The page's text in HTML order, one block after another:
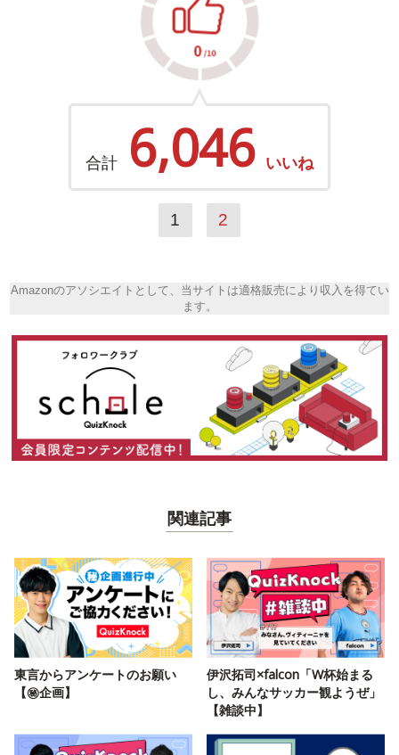
合計 6,046 いいね
1 2
Amazonのアソシエイトとして、当サイトは適格販売により収入を得てい
ます。
関連記事
東言からアンケートのお願い
【㊙️企画】
伊沢拓司×falcon「W杯始まる
し、みんなサッカー観ようぜ」
【雑談中】